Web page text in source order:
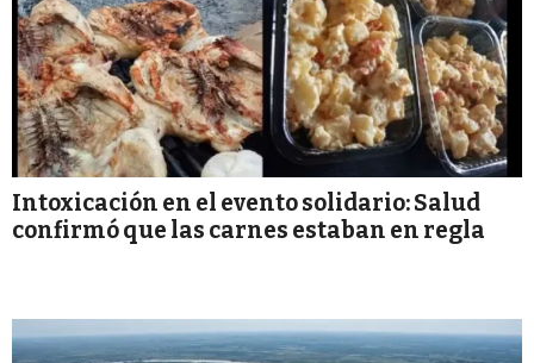
Intoxicación en el evento solidario: Salud
confirmó que las carnes estaban en regla